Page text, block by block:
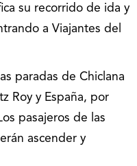
su recorrido de ida y
a Viajantes del
paradas de Chiclana
Roy y España, por
pasajeros de las
ascender y